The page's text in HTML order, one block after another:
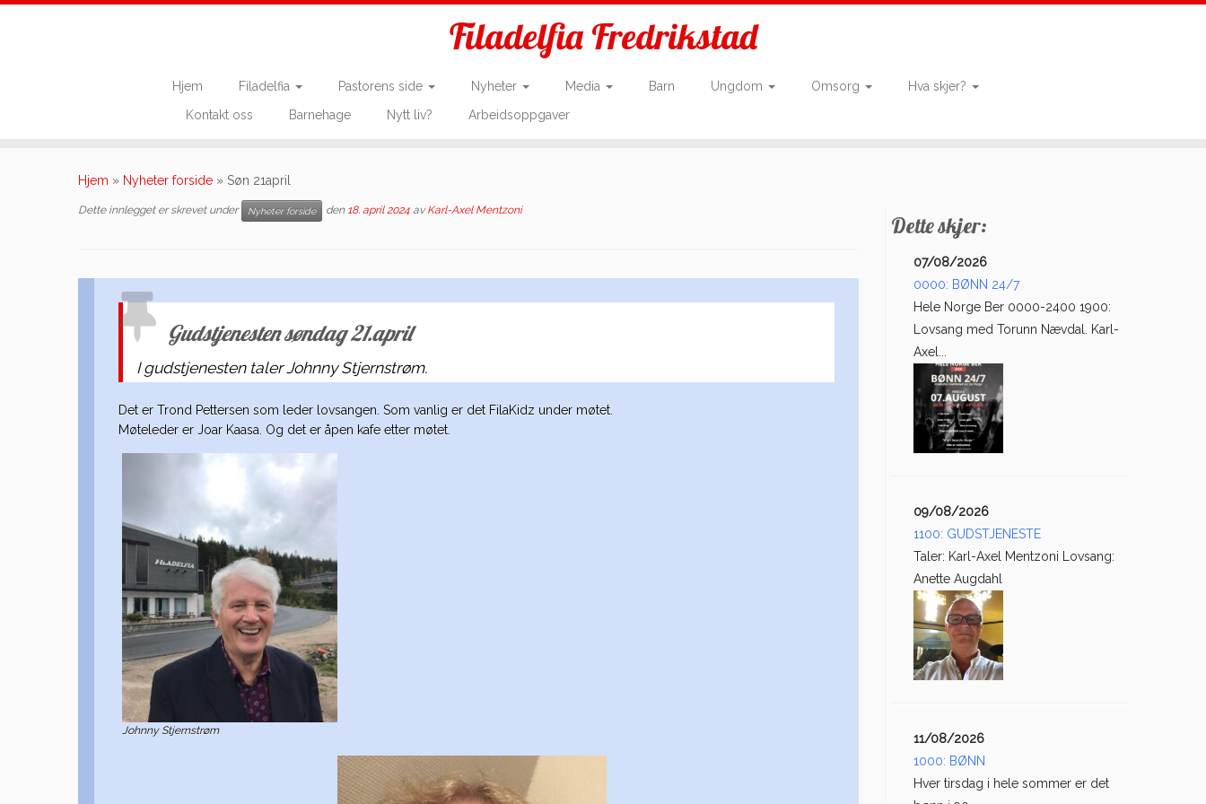
Filadelfia Fredrikstad
Hjem Filadelfia Pastorens side Nyheter Media Barn Ungdom Omsorg
Hva skjer?
Kontakt oss
Barnehage Nytt liv? Arbeidsoppgaver
Hjem » Nyheter forside » Søn 21april
Dette innlegget er skrevet under Nyheter forside den 18. april 2024 avKarl-Axel Mentzoni
Gudstjenesten søndag 21.april
I gudstjenesten taler Johnny Stjernstrøm.
Det er Trond Pettersen som leder lovsangen. Som vanlig er det FilaKidz under møtet.
Møteleder er Joar Kaasa. Og det er åpen kafe etter møtet.
Johnny Stjernstrøm
Dette skjer:
07/08/2026
0000: BØNN 24/7
Hele Norge Ber 0000-2400 1900:
Lovsang med Torunn Nævdal. Karl-
Axel...
09/08/2026
1100: GUDSTJENESTE
Taler: Karl-Axel Mentzoni Lovsang:
Anette Augdahl
11/08/2026
1000: BØNN
Hver tirsdag i hele sommer er det